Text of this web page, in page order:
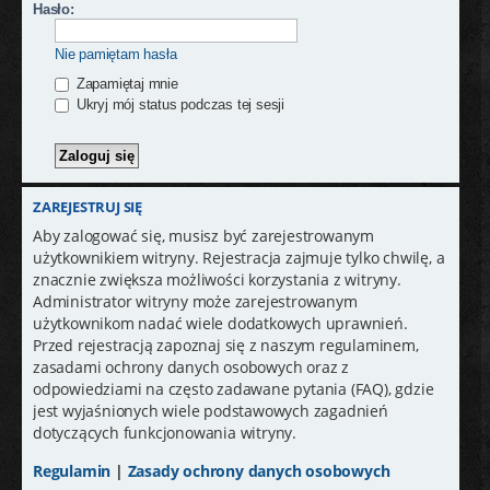
Hasło:
Nie pamiętam hasła
Zapamiętaj mnie
Ukryj mój status podczas tej sesji
ZAREJESTRUJ SIĘ
Aby zalogować się, musisz być zarejestrowanym
użytkownikiem witryny. Rejestracja zajmuje tylko chwilę, a
znacznie zwiększa możliwości korzystania z witryny.
Administrator witryny może zarejestrowanym
użytkownikom nadać wiele dodatkowych uprawnień.
Przed rejestracją zapoznaj się z naszym regulaminem,
zasadami ochrony danych osobowych oraz z
odpowiedziami na często zadawane pytania (FAQ), gdzie
jest wyjaśnionych wiele podstawowych zagadnień
dotyczących funkcjonowania witryny.
Regulamin | Zasady ochrony danych osobowych